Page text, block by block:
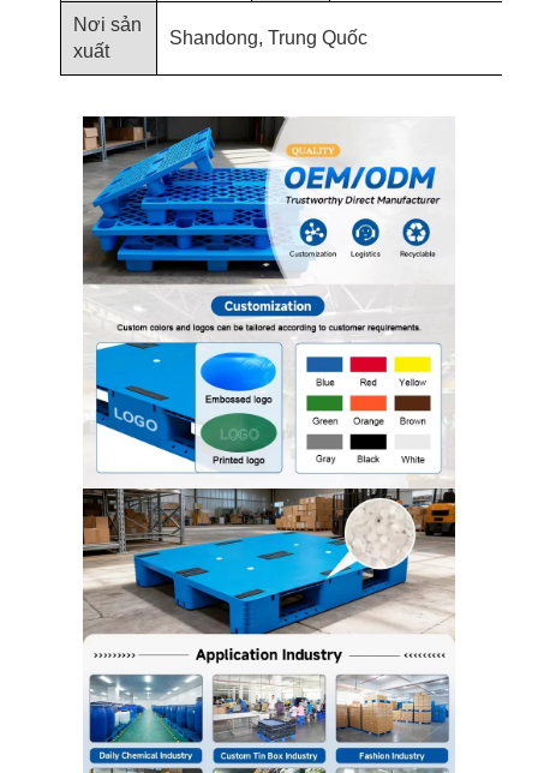
Nơi sản
xuất
Shandong, Trung Quốc